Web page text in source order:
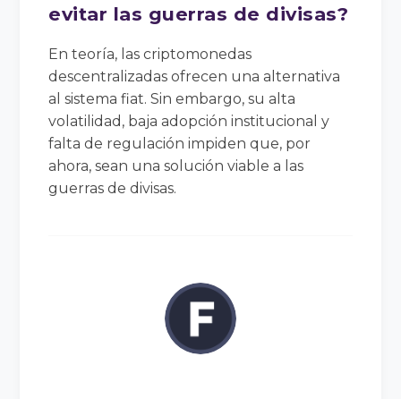
evitar las guerras de divisas?
En teoría, las criptomonedas
descentralizadas ofrecen una alternativa
al sistema fiat. Sin embargo, su alta
volatilidad, baja adopción institucional y
falta de regulación impiden que, por
ahora, sean una solución viable a las
guerras de divisas.